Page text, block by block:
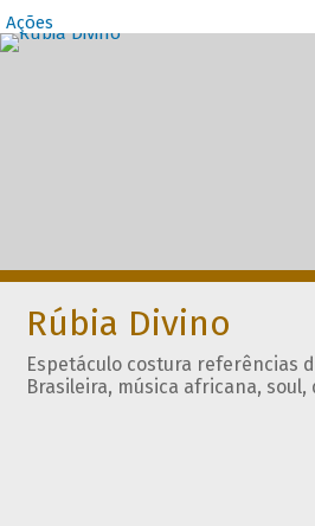
Ações
Rúbia Divino
Espetáculo costura referências
Brasileira, música africana, soul,